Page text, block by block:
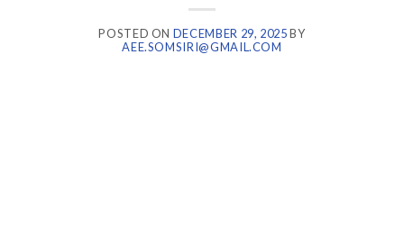
POSTED ON DECEMBER 29, 2025BY
AEE.SOMSIRI@GMAIL.COM